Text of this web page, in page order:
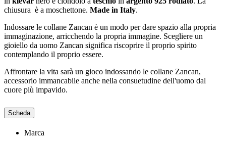
chiusura è a moschettone. Made in Italy.
Indossare le collane Zancan è un modo per dare spazio alla propria
immaginazione, arricchendo la propria immagine. Scegliere un
gioiello da uomo Zancan significa riscoprire il proprio spirito
contemplando il proprio essere.
Affrontare la vita sarà un gioco indossando le collane Zancan,
accessorio immancabile anche nella consuetudine dell'uomo dal
cuore più impavido.
Scheda
Marca